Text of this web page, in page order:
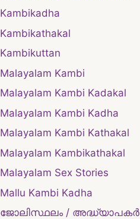
Kambikadha
Kambikathakal
Kambikuttan
Malayalam Kambi
Malayalam Kambi Kadakal
Malayalam Kambi Kadha
Malayalam Kambi Kathakal
Malayalam Kambikathakal
Malayalam Sex Stories
Mallu Kambi Kadha
ജോലിസ്ഥലം / അദ്ധ്യാപകർ